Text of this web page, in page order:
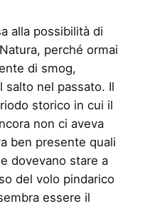
alla possibilità di
perché ormai
di smog,
salto nel passato. Il
storico in cui il
non ci aveva
ben presente quali
dovevano stare a
del volo pindarico
essere il